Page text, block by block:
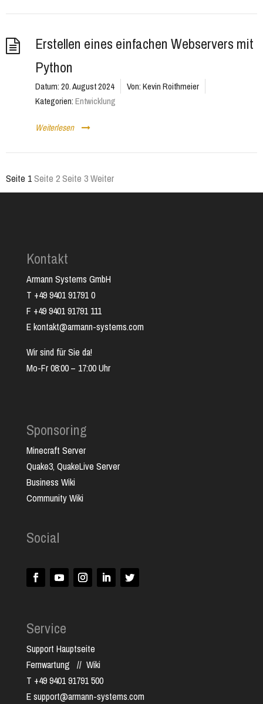
Erstellen eines einfachen Webservers mit
Python
Datum:20. August 2024 Von:Kevin Roithmeier
Kategorien:Entwicklung
Weiterlesen
Seitennummerierung
Seite 1Seite 2Seite 3Weiter
Kontakt
Armann Systems GmbH
T +49 9401 91791 0
F +49 9401 91791 111
E kontakt@armann-systems.com
Wir sind für Sie da!
Mo-Fr 08:00 – 17:00 Uhr
Sponsoring
Minecraft Server
Quake3, QuakeLive Server
Business Wiki
Community Wiki
Social
Service
Support Hauptseite
Fernwartung // Wiki
T +49 9401 91791 500
E support@armann-systems.com